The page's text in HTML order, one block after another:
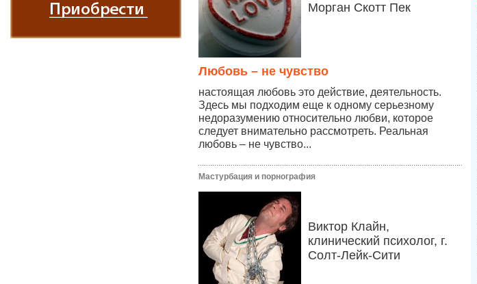
Морган Скотт Пек
Любовь – не чувство
настоящая любовь это действие, деятельность.
Здесь мы подходим еще к одному серьезному
недоразумению относительно любви, которое
следует внимательно рассмотреть. Реальная
любовь – не чувство...
Мастурбация и порнография
Виктор Клайн,
клинический психолог, г.
Солт-Лейк-Сити